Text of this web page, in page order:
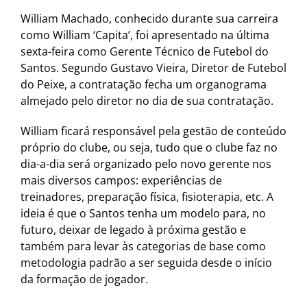
William Machado, conhecido durante sua carreira
como William ‘Capita’, foi apresentado na última
sexta-feira como Gerente Técnico de Futebol do
Santos. Segundo Gustavo Vieira, Diretor de Futebol
do Peixe, a contratação fecha um organograma
almejado pelo diretor no dia de sua contratação.
William ficará responsável pela gestão de conteúdo
próprio do clube, ou seja, tudo que o clube faz no
dia-a-dia será organizado pelo novo gerente nos
mais diversos campos: experiências de
treinadores, preparação física, fisioterapia, etc. A
ideia é que o Santos tenha um modelo para, no
futuro, deixar de legado à próxima gestão e
também para levar às categorias de base como
metodologia padrão a ser seguida desde o início
da formação de jogador.